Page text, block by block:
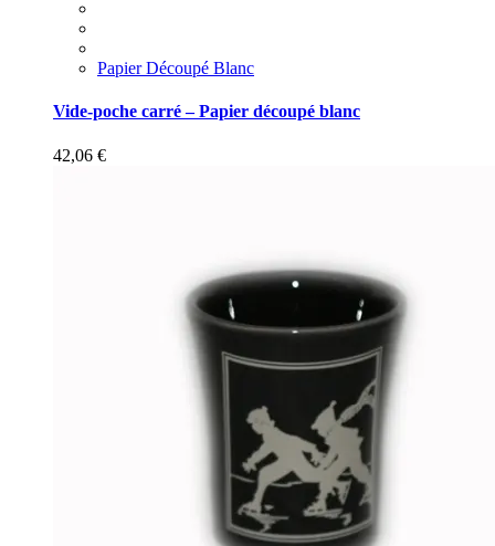
Papier Découpé Blanc
Vide-poche carré – Papier découpé blanc
42,06 €